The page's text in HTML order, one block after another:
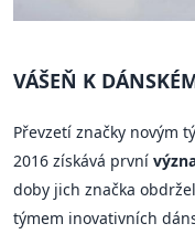
VÁŠEŇ K
Převzetí značky novým
2016 získává první
doby jich značka
týmem inovativních